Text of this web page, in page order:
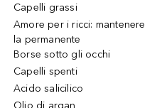
Capelli grassi
Amore per i ricci: mantenere
la permanente
Borse sotto gli occhi
Capelli spenti
Acido salicilico
Olio di argan